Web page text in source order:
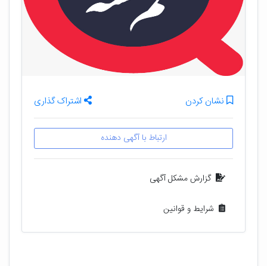
نشان کردن اشتراک گذاری
ارتباط با آگهی دهنده
گزارش مشکل آگهی
شرایط و قوانین